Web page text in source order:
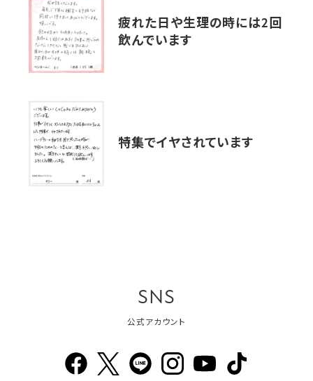
疲れた日や生理の時には2回
飲んでいます
特集でイヤされています
SNS
公式アカウント